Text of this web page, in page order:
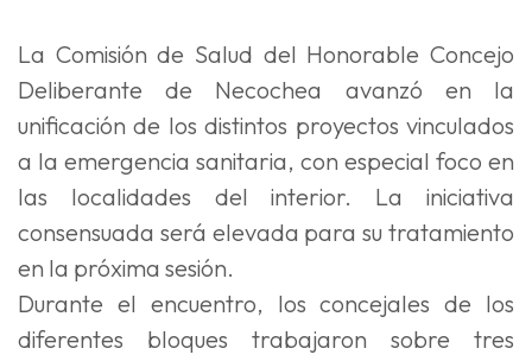
La Comisión de Salud del Honorable Concejo
Deliberante de Necochea avanzó en la
unificación de los distintos proyectos vinculados
a la emergencia sanitaria, con especial foco en
las localidades del interior. La iniciativa
consensuada será elevada para su tratamiento
en la próxima sesión.
Durante el encuentro, los concejales de los
diferentes bloques trabajaron sobre tres